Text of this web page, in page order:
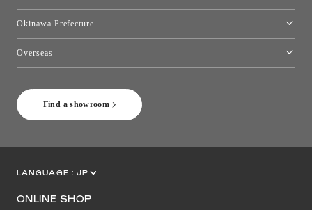
Find a showroom
Okinawa Prefecture
Overseas
LANGUAGE : JP
ONLINE SHOP